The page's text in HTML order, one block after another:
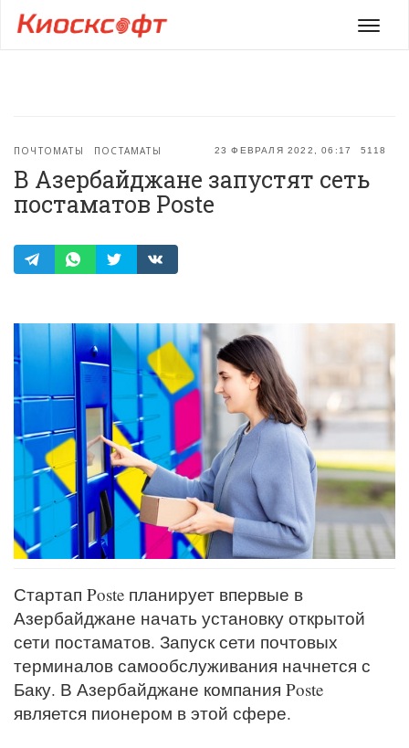
Меню
23 ФЕВРАЛЯ 2022, 06:17 5118
ПОЧТОМАТЫ ПОСТАМАТЫ
В Азербайджане запустят сеть
постаматов Poste
Стартап Poste планирует впервые в
Азербайджане начать установку открытой
сети постаматов. Запуск сети почтовых
терминалов самообслуживания начнется с
Баку. В Азербайджане компания Poste
является пионером в этой сфере.